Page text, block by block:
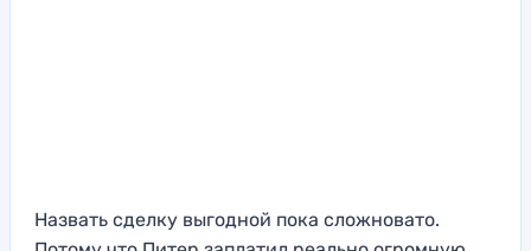
Назвать сделку выгодной пока сложновато.